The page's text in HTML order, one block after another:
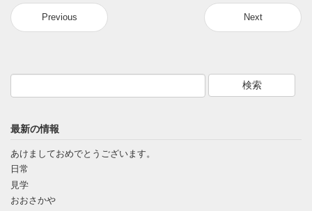
Previous Next
最新の情報
あけましておめでとうございます。
日常
見学
おおさかや